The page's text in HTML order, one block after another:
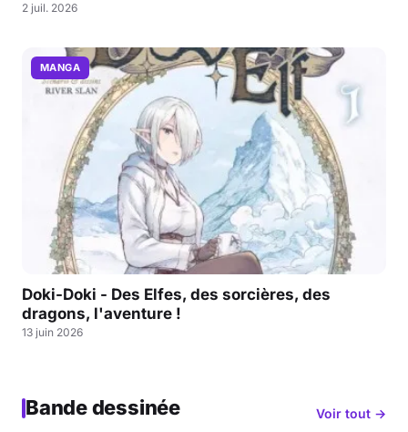
2 juil. 2026
MANGA
Doki-Doki - Des Elfes, des sorcières, des
dragons, l'aventure !
13 juin 2026
Bande dessinée Voir tout →